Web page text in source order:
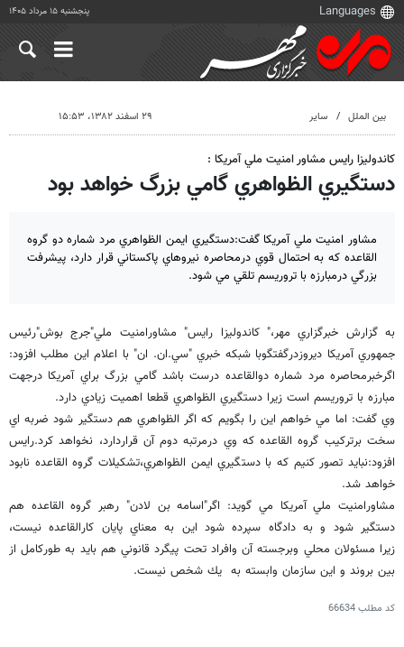
پنجشنبه ۱۵ مرداد ۱۴۰۵
بین الملل سایر ۲۹ اسفند ۱۳۸۲، ۱۵:۵۳
كاندوليزا رايس مشاور امنيت ملي آمريكا :
دستگيري الظواهري گامي بزرگ خواهد بود
مشاور امنيت ملي آمريكا گفت:دستگيري ايمن الظواهري مرد شماره دو گروه
القاعده كه به احتمال قوي درمحاصره نيروهاي پاكستاني قرار دارد، پيشرفت
بزرگي درمبارزه با تروريسم تلقي مي شود.
به گزارش خبرگزاري مهر،" كاندوليزا رايس" مشاورامنيت ملي"جرج بوش"رئيس
جمهوري آمريكا ديروزدرگفتگوبا شبكه خبري "سي.ان. ان" با اعلام اين مطلب افزود:
اگرخبرمحاصره مرد شماره دوالقاعده درست باشد گامي بزرگ براي آمريكا درجهت
مبارزه با تروريسم است زيرا دستگيري الظواهري قطعا اهميت زيادي دارد.
وي گفت: اما مي خواهم اين را بگويم كه اگر الظواهري هم دستگير شود ضربه اي
سخت برتركيب گروه القاعده كه وي درمرتبه دوم آن قراردارد، نخواهد كرد.رايس
افزود:نبايد تصور كنيم كه با دستگيري ايمن الظواهري،تشكيلات گروه القاعده نابود
خواهد شد.
مشاورامنيت ملي آمريكا مي گويد: اگر"اسامه بن لادن" رهبر گروه القاعده هم
دستگير شود و به دادگاه سپرده شود اين به معناي پايان كارالقاعده نيست،
زيرا مسئولان محلي وبرجسته آن وافراد تحت پيگرد قانوني هم بايد به طوركامل از
بين بروند و اين سازمان وابسته به يك شخص نيست.
کد مطلب66634